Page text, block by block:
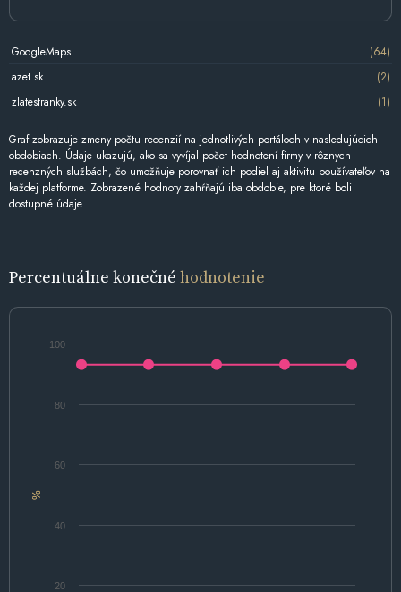
GoogleMaps
(64)
azet.sk
(2)
zlatestranky.sk
(1)
Graf zobrazuje zmeny počtu recenzií na jednotlivých portáloch v nasledujúcich
obdobiach. Údaje ukazujú, ako sa vyvíjal počet hodnotení firmy v rôznych
recenzných službách, čo umožňuje porovnať ich podiel aj aktivitu používateľov na
každej platforme. Zobrazené hodnoty zahŕňajú iba obdobie, pre ktoré boli
dostupné údaje.
Percentuálne konečné hodnotenie
%
20
40
60
80
100